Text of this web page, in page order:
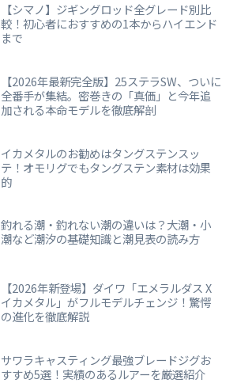
【シマノ】ジギングロッド全グレード別比
較！初心者におすすめの1本からハイエンド
まで
【2026年最新完全版】25ステラSW、ついに
全番手が集結。密巻きの「真価」と今年追
加される本命モデルを徹底解剖
イカメタルのお勧めはタングステンスッ
テ！オモリグでもタングステン素材は効果
的
釣れる潮・釣れない潮の違いは？大潮・小
潮など潮汐の基礎知識と潮見表の読み方
【2026年新登場】ダイワ「エメラルダス X
イカメタル」がフルモデルチェンジ！驚愕
の進化を徹底解説
サワラキャスティング最強ブレードジグお
すすめ5選！実績のあるルアーを厳選紹介